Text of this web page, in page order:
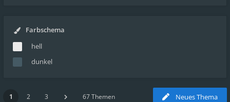
Farbschema
hell
dunkel
Neues Thema
1 2 3 67 Themen